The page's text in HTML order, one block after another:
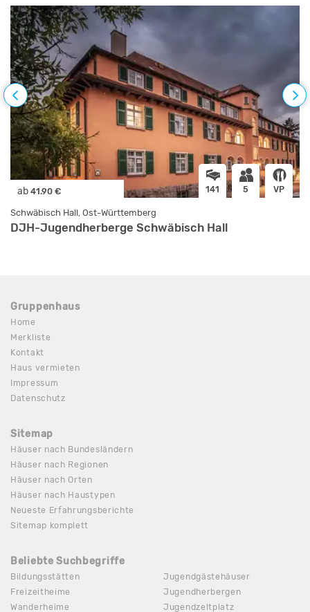
ab 41.90 € 141 5 VP
Schwäbisch Hall, Ost-Württemberg
DJH-Jugendherberge Schwäbisch Hall
Gruppenhaus
Home
Merkliste
Kontakt
Haus vermieten
Impressum
Datenschutz
Sitemap
Häuser nach Bundesländern
Häuser nach Regionen
Häuser nach Orten
Häuser nach Haustypen
Neueste Erfahrungsberichte
Sitemap komplett
Beliebte Suchbegriffe
Bildungsstätten
Freizeitheime
Wanderheime
Jugendgästehäuser
Jugendherbergen
Jugendzeltplatz